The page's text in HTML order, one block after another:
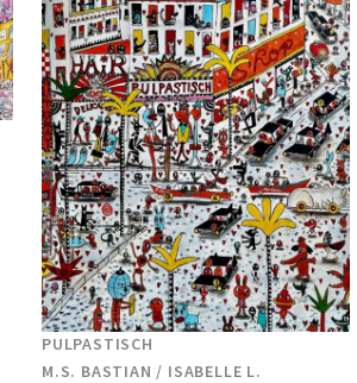
PULPASTISCH
M.S. BASTIAN / ISABELLE L.